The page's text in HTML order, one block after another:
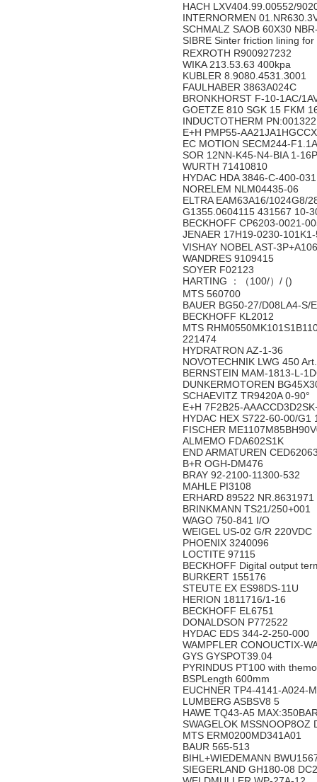
HACH LXV404.99.00552/
INTERNORMEN
SCHMALZ SAOB 60X30
SIBRE Sinter friction lining
REXROTH R900927232
WIKA 213.53.63 400kpa
KUBLER 8.9080.4531.3001
FAULHABER 3863A024C
BRONKHORST F-10-1AC/
GOETZE 810 SGK 15 FKM
INDUCTOTHERM
E+H PMP55-
EC MOTION SECM244-
SOR 12NN-K45-N4-BIA 1-
WURTH 71410810
HYDAC HDA 3846-C-400-
NORELEM NLM04435-06
ELTRA EAM63A16/1024G8/
G1355.0604115 431567 10-
BECKHOFF CP6203-0021-
JENAER 17H19-0230-
VISHAY NOBEL AST-
WANDRES 9109415
SOYER F02123
HARTING ：（100/）/ ()
MTS 560700
BAUER BG50-27/D08LA4-
BECKHOFF KL2012
MTS
221474
HYDRATRON AZ-1-36
NOVOTECHNIK LWG 450
BERNSTEIN MAM-1813-L-
DUNKERMOTOREN
SCHAEVITZ TR9420A 0-90°
E+H 7F2B25-
HYDAC HEX S722-60-00/G1
FISCHER
ALMEMO FDA602S1K
END ARMATUREN
B+R OGH-DM476
BRAY 92-2100-11300-532
MAHLE PI3108
ERHARD 89522 NR.8631971
BRINKMANN TS21/250+001
WAGO 750-841 I/O
WEIGEL US-02 G/R 220VDC
PHOENIX 3240096
LOCTITE 97115
BECKHOFF Digital output
BURKERT 155176
STEUTE EX ES98DS-11U
HERION 1811716/1-16
BECKHOFF EL6751
DONALDSON P772522
HYDAC EDS 344-2-250-000
WAMPFLER CONOUCTIX-
GYS GYSPOT39.04
PYRINDUS PT100 with
BSPLength 600mm
EUCHNER TP4-4141-A024-
LUMBERG ASBSV8 5
HAWE TQ43-A5
SWAGELOK MSSNOOP8OZ
MTS ERM0200MD341A01
BAUR 565-513
BIHL+WIEDEMANN
SIEGERLAND GH180-08